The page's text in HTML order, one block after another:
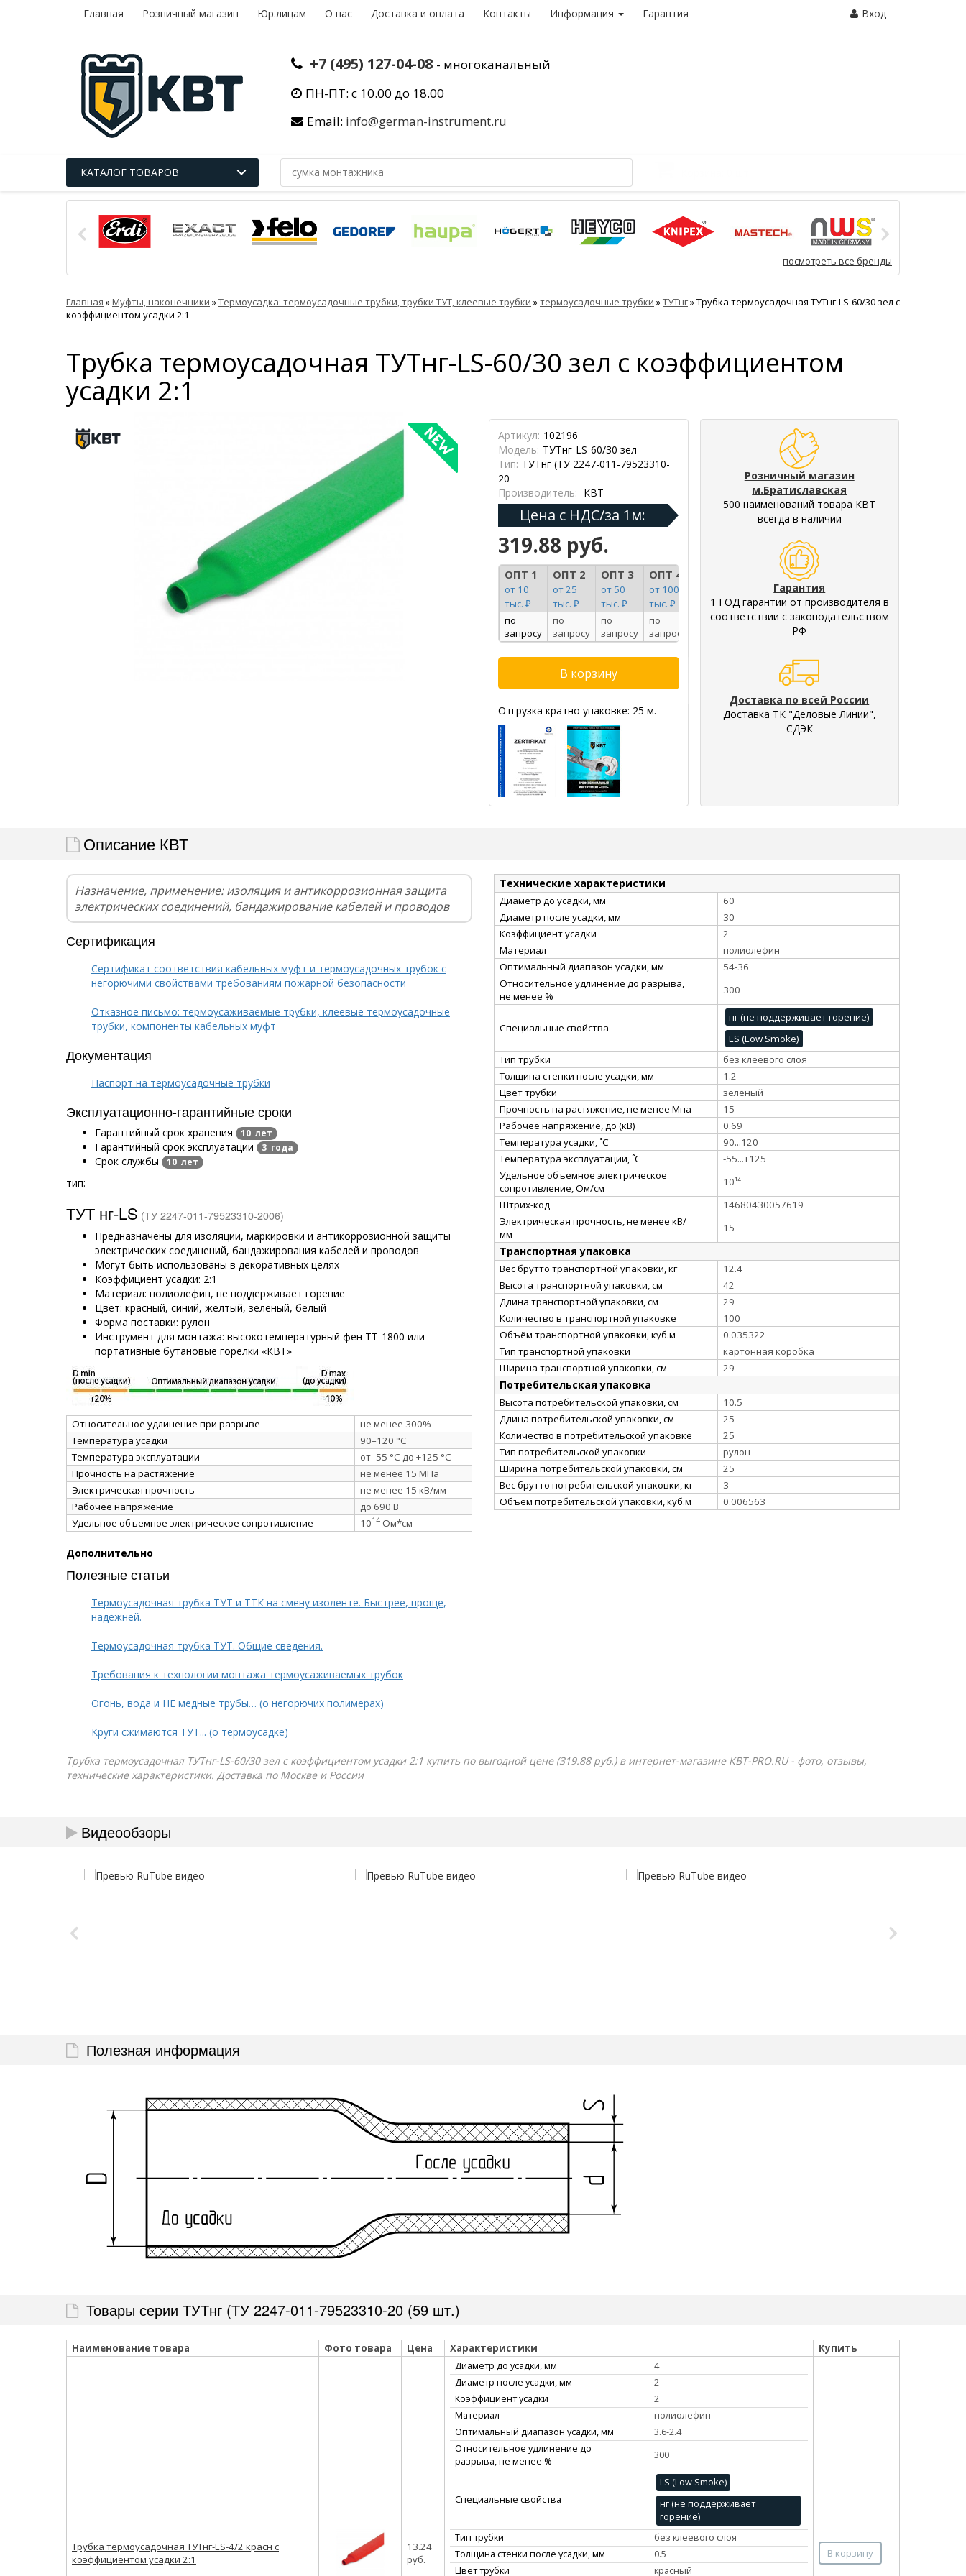
Главная Розничный магазин Юр.лицам О нас Доставка и оплата Контакты Информация Гарантия Вход
+7 (495) 127-04-08 - многоканальный
ПН-ПТ: с 10.00 до 18.00
Email: info@german-instrument.ru
КАТАЛОГ ТОВАРОВ
посмотреть все бренды
Главная »Муфты, наконечники »Термоусадка: термоусадочные трубки, трубки ТУТ, клеевые трубки »термоусадочные трубки »ТУТнг»Трубка термоусадочная ТУТнг-LS-60/30 зел с
коэффициентом усадки 2:1
Трубка термоусадочная ТУТнг-LS-60/30 зел с коэффициентом
усадки 2:1
Артикул: 102196
Модель: ТУТнг-LS-60/30 зел
Тип: ТУТнг (ТУ 2247-011-79523310-
20
Производитель: КВТ
Цена с НДС/за 1м:
319.88 руб.
ОПТ 1
от 10
тыс. ₽
ОПТ 2
от 25
тыс. ₽
ОПТ 3
от 50
тыс. ₽
ОПТ 4
от 100
тыс. ₽
по
запросу
по
запросу
по
запросу
по
запросу
Отгрузка кратно упаковке: 25 м.
Розничный магазин
м.Братиславская
500 наименований товара КВТ
всегда в наличии
Гарантия
1 ГОД гарантии от производителя в
соответствии с законодательством
РФ
Доставка по всей России
Доставка ТК "Деловые Линии",
СДЭК
Описание КВТ
Назначение, применение: изоляция и антикоррозионная защита
электрических соединений, бандажирование кабелей и проводов
Сертификация
Сертификат соответствия кабельных муфт и термоусадочных трубок с
негорючими свойствами требованиям пожарной безопасности
Отказное письмо: термоусаживаемые трубки, клеевые термоусадочные
трубки, компоненты кабельных муфт
Документация
Паспорт на термоусадочные трубки
Эксплуатационно-гарантийные сроки
Гарантийный срок хранения 10 лет
Гарантийный срок эксплуатации 3 года
Срок службы 10 лет
тип:
ТУТ нг-LS (ТУ 2247-011-79523310-2006)
Предназначены для изоляции, маркировки и антикоррозионной защиты
электрических соединений, бандажирования кабелей и проводов
Могут быть использованы в декоративных целях
Коэффициент усадки: 2:1
Материал: полиолефин, не поддерживает горение
Цвет: красный, синий, желтый, зеленый, белый
Форма поставки: рулон
Инструмент для монтажа: высокотемпературный фен ТТ-1800 или
портативные бутановые горелки «КВТ»
Относительное удлинение при разрыве
не менее 300%
Температура усадки
90–120 °C
Температура эксплуатации
от -55 °C до +125 °C
Прочность на растяжение
не менее 15 МПа
Электрическая прочность
не менее 15 кВ/мм
Рабочее напряжение
до 690 В
Удельное объемное электрическое сопротивление
1014 Ом*см
Дополнительно
Полезные статьи
Термоусадочная трубка ТУТ и ТТК на смену изоленте. Быстрее, проще,
надежней.
Термоусадочная трубка ТУТ. Общие сведения.
Требования к технологии монтажа термоусаживаемых трубок
Огонь, вода и НЕ медные трубы… (о негорючих полимерах)
Круги сжимаются ТУТ... (о термоусадке)
Технические характеристики
Диаметр до усадки, мм
60
Диаметр после усадки, мм
30
Коэффициент усадки
2
Материал
полиолефин
Оптимальный диапазон усадки, мм
54-36
Относительное удлинение до разрыва,
не менее %
300
Специальные свойства
нг (не поддерживает горение)
LS (Low Smoke)
Тип трубки
без клеевого слоя
Толщина стенки после усадки, мм
1.2
Цвет трубки
зеленый
Прочность на растяжение, не менее Мпа
15
Рабочее напряжение, до (кВ)
0.69
Температура усадки, ˚С
90...120
Температура эксплуатации, ˚С
-55...+125
Удельное объемное электрическое
сопротивление, Ом/см
10¹⁴
Штрих-код
14680430057619
Электрическая прочность, не менее кВ/
мм
15
Транспортная упаковка
Вес брутто транспортной упаковки, кг
12.4
Высота транспортной упаковки, см
42
Длина транспортной упаковки, см
29
Количество в транспортной упаковке
100
Объём транспортной упаковки, куб.м
0.035322
Тип транспортной упаковки
картонная коробка
Ширина транспортной упаковки, см
29
Потребительская упаковка
Высота потребительской упаковки, см
10.5
Длина потребительской упаковки, см
25
Количество в потребительской упаковке
25
Тип потребительской упаковки
рулон
Ширина потребительской упаковки, см
25
Вес брутто потребительской упаковки, кг
3
Объём потребительской упаковки, куб.м
0.006563
Трубка термоусадочная ТУТнг-LS-60/30 зел с коэффициентом усадки 2:1 купить по выгодной цене (319.88 руб.) в интернет-магазине КВТ-PRO.RU - фото, отзывы,
технические характеристики. Доставка по Москве и России
Видеообзоры
Полезная информация
Товары серии ТУТнг (ТУ 2247-011-79523310-20 (59 шт.)
Наименование товара Фото товара Цена Характеристики Купить
Трубка термоусадочная ТУТнг-LS-4/2 красн с
коэффициентом усадки 2:1
13.24
руб.
Диаметр до усадки, мм
4
Диаметр после усадки, мм
2
Коэффициент усадки
2
Материал
полиолефин
Оптимальный диапазон усадки, мм
3.6-2.4
Относительное удлинение до
разрыва, не менее %
300
Специальные свойства
LS (Low Smoke)
нг (не поддерживает
горение)
Тип трубки
без клеевого слоя
Толщина стенки после усадки, мм
0.5
Цвет трубки
красный
В корзину